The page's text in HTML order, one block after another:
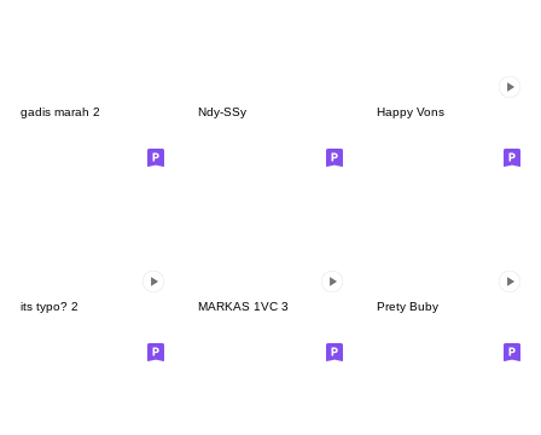
gadis marah 2 Ndy-SSy Happy Vons
its typo? 2 MARKAS 1VC 3 Prety Buby